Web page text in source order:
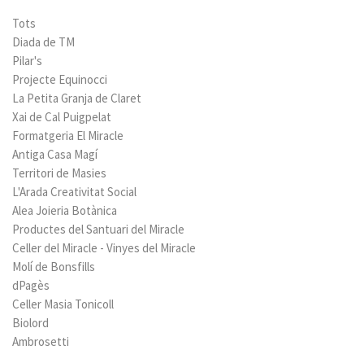
Tots
Diada de TM
Pilar's
Projecte Equinocci
La Petita Granja de Claret
Xai de Cal Puigpelat
Formatgeria El Miracle
Antiga Casa Magí
Territori de Masies
L'Arada Creativitat Social
Alea Joieria Botànica
Productes del Santuari del Miracle
Celler del Miracle - Vinyes del Miracle
Molí de Bonsfills
dPagès
Celler Masia Tonicoll
Biolord
Ambrosetti